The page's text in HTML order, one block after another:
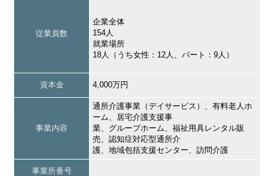
従業員数
企業全体
154人
就業場所
18人（うち女性：12人、パート：9人）
資本金 4,000万円
事業内容
通所介護事業（デイサービス）、有料老人ホ
ーム、居宅介護支援事
業、グループホーム、福祉用具レンタル販
売、認知症対応型通所介
護、地域包括支援センター、訪問介護
事業所番号